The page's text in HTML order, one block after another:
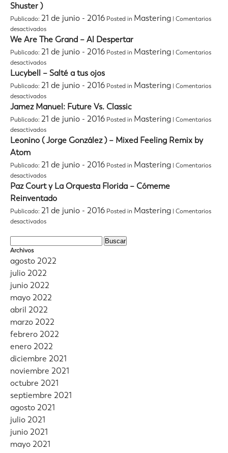
(Soy
Weichafe)
feat.
Ricardo
Mollo
Shuster )
Publicado: 21 de junio - 2016 Posted in Mastering | Comentarios
desactivadosen
PUMA
RBR
DISC
(
C-
Funk,
Movimiento
Original
Shuster
We Are The Grand – Al Despertar
Publicado: 21 de junio - 2016 Posted in Mastering | Comentarios
desactivadosen
We
Are
The
Grand
–
Al
Lucybell – Salté a tus ojos
Publicado: 21 de junio - 2016 Posted in Mastering | Comentarios
desactivadosen
Lucybell
–
Salté
a
tus
Jamez Manuel: Future Vs. Classic
Publicado: 21 de junio - 2016 Posted in Mastering | Comentarios
desactivadosen
Jamez
Vs.
Classic
Leonino ( Jorge González ) – Mixed Feeling Remix by
Atom
Publicado: 21 de junio - 2016 Posted in Mastering | Comentarios
desactivadosen
Leonino
Jorge
González
)
Mixed
Feeling
Remix
Atom
Paz Court y La Orquesta Florida – Cómeme
Reinventado
Publicado: 21 de junio - 2016 Posted in Mastering | Comentarios
desactivadosen
Court
y
La
Florida
–
Cómeme
Archivos
agosto 2022
julio 2022
junio 2022
mayo 2022
abril 2022
marzo 2022
febrero 2022
enero 2022
diciembre 2021
noviembre 2021
octubre 2021
septiembre 2021
agosto 2021
julio 2021
junio 2021
mayo 2021